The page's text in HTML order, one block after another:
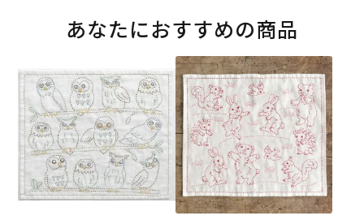
あなたにおすすめの商品